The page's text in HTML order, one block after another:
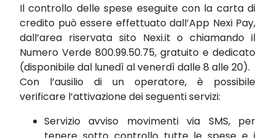
Il controllo delle spese eseguite con la carta di
credito può essere effettuato dall’App Nexi Pay,
dall’area riservata sito Nexi.it o chiamando il
Numero Verde 800.99.50.75, gratuito e dedicato
(disponibile dal lunedì al venerdì dalle 8 alle 20).
Con l’ausilio di un operatore, è possibile
verificare l’attivazione dei seguenti servizi:
Servizio avviso movimenti via SMS, per